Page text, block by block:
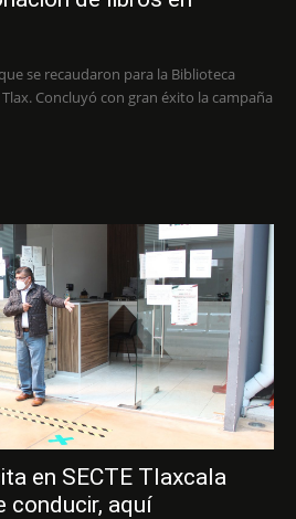
se recaudaron para la Biblioteca
en SECTE Tlaxcala
conducir, aquí